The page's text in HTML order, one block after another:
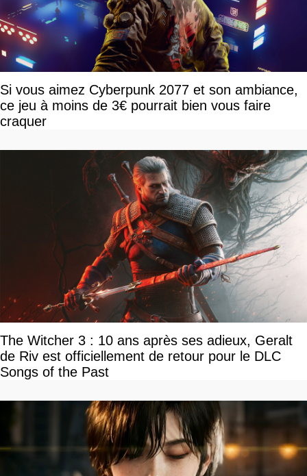
Si vous aimez Cyberpunk 2077 et son ambiance,
ce jeu à moins de 3€ pourrait bien vous faire
craquer
The Witcher 3 : 10 ans après ses adieux, Geralt
de Riv est officiellement de retour pour le DLC
Songs of the Past